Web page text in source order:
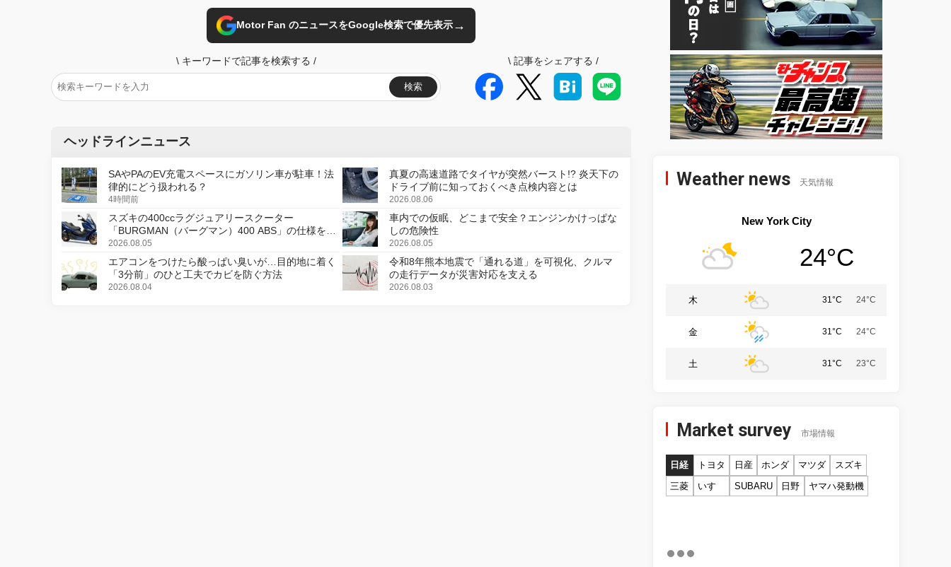
Motor Fan のニュースをGoogle検索で優先表示→
\ キーワードで記事を検索する /
検索
\ 記事をシェアする /
ヘッドラインニュース
SAやPAのEV充電スペースにガソリン車が駐車！法
律的にどう扱われる？
4時間前
真夏の高速道路でタイヤが突然バースト!? 炎天下の
ドライブ前に知っておくべき点検内容とは
2026.08.06
スズキの400ccラグジュアリースクーター
「BURGMAN（バーグマン）400 ABS」の仕様を変
更し、8月18日に発売
2026.08.05
車内での仮眠、どこまで安全？エンジンかけっぱな
しの危険性
2026.08.05
エアコンをつけたら酸っぱい臭いが…目的地に着く
「3分前」のひと工夫でカビを防ぐ方法
2026.08.04
令和8年熊本地震で「通れる道」を可視化、クルマ
の走行データが災害対応を支える
2026.08.03
Weather news 天気情報
New York City
24°C
木 31°C 24°C
金 31°C 24°C
土 31°C 23°C
Market survey 市場情報
日経 トヨタ 日産 ホンダ マツダ
スズキ
三菱
いすゞ SUBARU 日野 ヤマハ発動機